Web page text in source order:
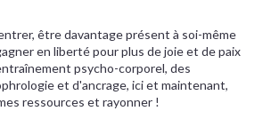
être davantage présent à soi-même
en liberté pour plus de joie et de paix
psycho-corporel, des
et d'ancrage, ici et maintenant,
ressources et rayonner !